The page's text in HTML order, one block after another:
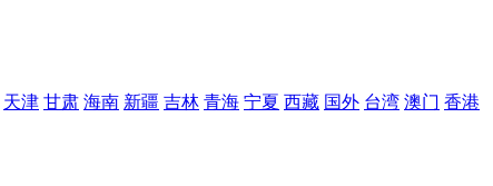
天津 甘肃 海南 新疆 吉林 青海 宁夏 西藏 国外 台湾 澳门 香港